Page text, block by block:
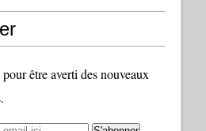
être averti des nouveaux